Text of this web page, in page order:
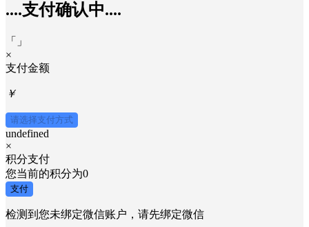
....支付确认中....
「
」
×
支付金额
￥
请选择支付方式
undefined
×
积分支付
您当前的积分为0
支付
检测到您未绑定微信账户，请先绑定微信